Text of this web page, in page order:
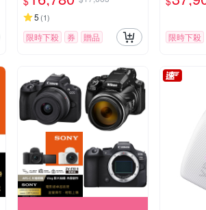
5 (1)
限時下殺 券 贈品 限時下殺